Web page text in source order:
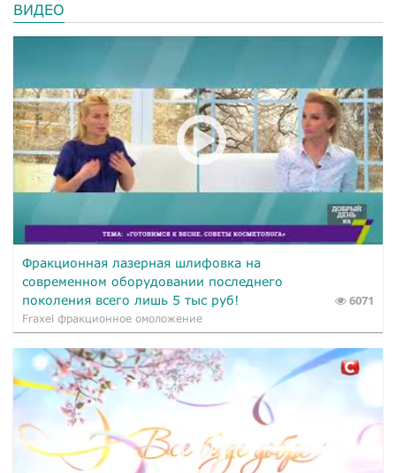
ВИДЕО
Фракционная лазерная шлифовка на
современном оборудовании последнего
поколения всего лишь 5 тыс руб!
Fraxel фракционное омоложение
6071